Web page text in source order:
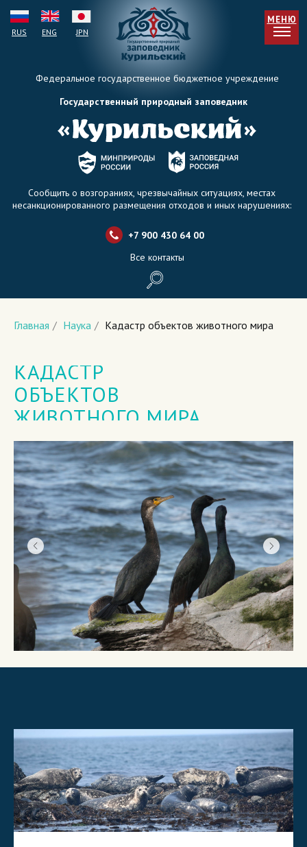
Федеральное государственное бюджетное учреждение
RUS ENG JPN
Сообщить о возгораниях, чрезвычайных ситуациях, местах
несанкционированного размещения отходов и иных нарушениях:
Все контакты
Государственный природный заповедник
+7 900 430 64 00
МЕНЮ
Главная / Наука / Кадастр объектов животного мира
КАДАСТР
ОБЪЕКТОВ
ЖИВОТНОГО МИРА